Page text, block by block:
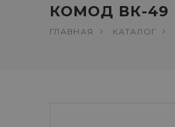
КОМОД ВК-49
ГЛАВНАЯ КАТАЛОГ